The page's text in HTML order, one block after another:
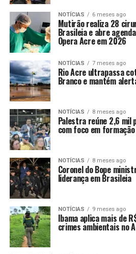
NOTÍCIAS 6 meses ago
Mutirão realiza 28
Brasileia e abre
Opera Acre em 2026
NOTÍCIAS 7 meses ago
Rio Acre ultrapassa
Branco e mantém
NOTÍCIAS 8 meses ago
Palestra reúne 2,6 mil
com foco em
NOTÍCIAS 8 meses ago
Coronel do Bope
liderança em Brasileia
NOTÍCIAS 9 meses ago
Ibama aplica mais de
crimes ambientais no